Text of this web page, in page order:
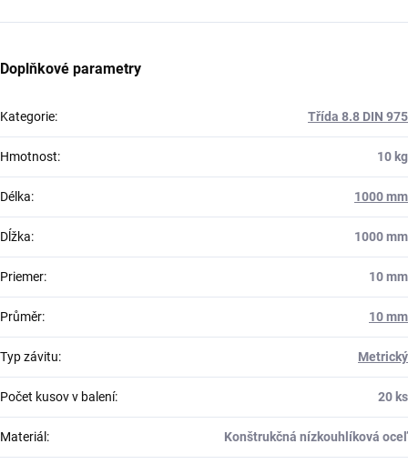
Doplňkové parametry
Kategorie: Třída 8.8 DIN 975
Hmotnost: 10 kg
Délka: 1000 mm
Dĺžka: 1000 mm
Priemer: 10 mm
Průměr: 10 mm
Typ závitu: Metrický
Počet kusov v balení: 20 ks
Materiál : Konštrukčná nízkouhlíková oceľ